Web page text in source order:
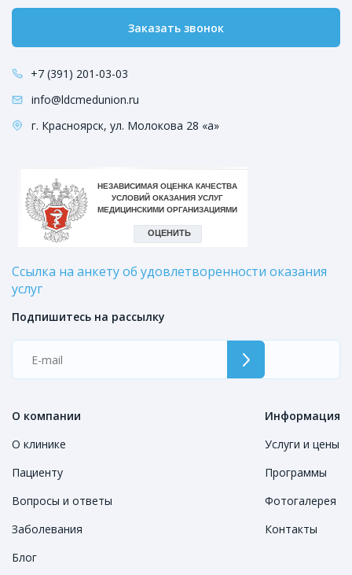
Заказать звонок
+7 (391) 201-03-03
info@ldcmedunion.ru
г. Красноярск, ул. Молокова 28 «а»
Ссылка на анкету об удовлетворенности оказания
услуг
О компании
О клинике
Пациенту
Вопросы и ответы
Заболевания
Блог
Информация
Услуги и цены
Программы
Фотогалерея
Контакты
Подпишитесь на рассылку